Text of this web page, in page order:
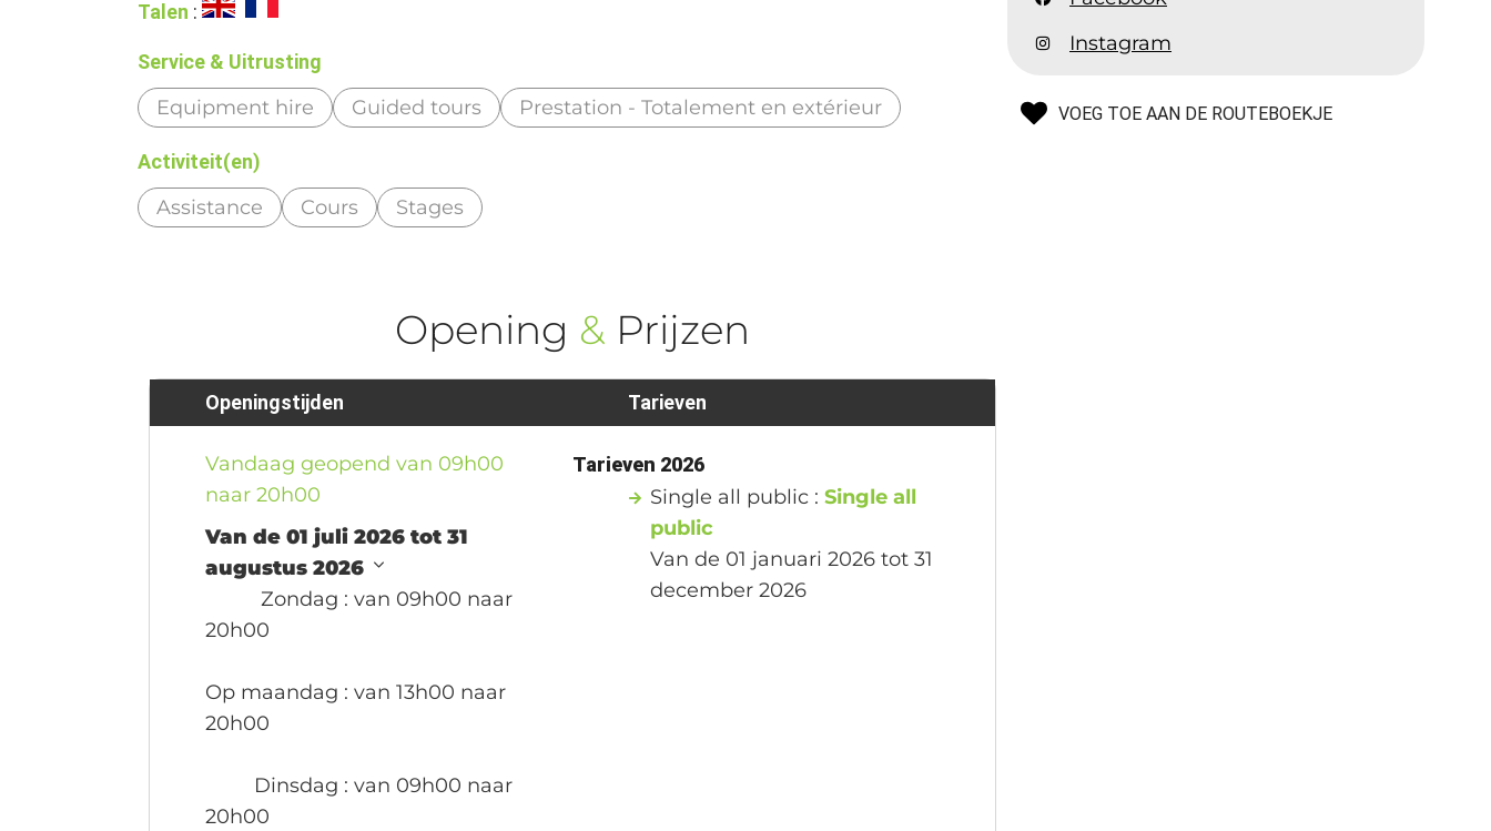
Instagram
VOEG TOE AAN DE ROUTEBOEKJE
Talen :
Service & Uitrusting
Equipment hire Guided tours Prestation - Totalement en extérieur
Activiteit(en)
Assistance Cours Stages
Opening & Prijzen
Openingstijden
Vandaag geopend van 09h00
naar 20h00
Van de 01 juli 2026 tot 31
augustus 2026
Zondag : van 09h00 naar
20h00
Op maandag : van 13h00 naar
20h00
Dinsdag : van 09h00 naar
20h00
Tarieven
Tarieven 2026
Single all public :Single all
public
Van de 01 januari 2026 tot 31
december 2026